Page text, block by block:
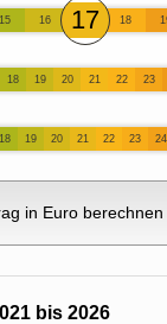
15 16 17 18
18 19 20 21 22 23
18 19 20 21 22 23 24
in Euro berechnen
bis 2026